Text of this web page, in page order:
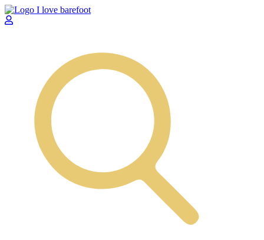
Preskočiť
na